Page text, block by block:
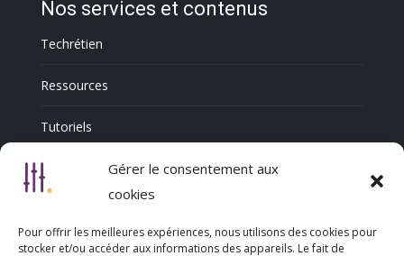
Gérer le consentement aux
cookies
Pour offrir les meilleures expériences, nous utilisons des cookies pour
stocker et/ou accéder aux informations des appareils. Le fait de
Nos services et contenus
Techrétien
Ressources
Tutoriels
Annuaire Professionnel
Nous découvrir